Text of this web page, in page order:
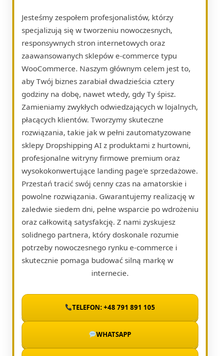
Jesteśmy zespołem profesjonalistów, którzy
specjalizują się w tworzeniu nowoczesnych,
responsywnych stron internetowych oraz
zaawansowanych sklepów e-commerce typu
WooCommerce. Naszym głównym celem jest to,
aby Twój biznes zarabiał dwadzieścia cztery
godziny na dobę, nawet wtedy, gdy Ty śpisz.
Zamieniamy zwykłych odwiedzających w lojalnych,
płacących klientów. Tworzymy skuteczne
rozwiązania, takie jak w pełni zautomatyzowane
sklepy Dropshipping AI z produktami z hurtowni,
profesjonalne witryny firmowe premium oraz
wysokokonwertujące landing page'e sprzedażowe.
Przestań tracić swój cenny czas na amatorskie i
powolne rozwiązania. Gwarantujemy realizację w
zaledwie siedem dni, pełne wsparcie po wdrożeniu
oraz całkowitą satysfakcję. Z nami zyskujesz
solidnego partnera, który doskonale rozumie
potrzeby nowoczesnego rynku e-commerce i
skutecznie pomaga budować silną markę w
internecie.
TELEFON: +48 791 891 105
WHATSAPP